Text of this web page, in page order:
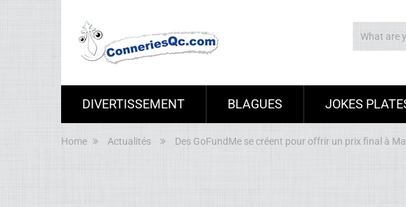
DIVERTISSEMENT BLAGUES JOKES
Home Actualités Des GoFundMe se créent pour offrir un prix final à